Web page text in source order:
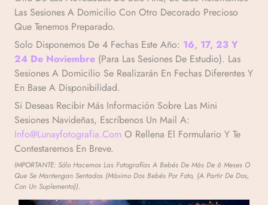
Las Sesiones A Domicilio Con Otro Decorado Precioso
Que Tenemos Preparado.
Solo Disponemos De 4 Fechas Este Año: 16, 17, 23 Y
24 De Noviembre (para Las Sesiones De Estudio). Las
Sesiones A Domicilio Se Realizarán En Fechas Diferentes Y
En Base A Disponibilidad.
Si Deseas Recibir Más Información Sobre Las Mini
Sesiones Navideñas, Escríbenos Un Mail A:
Info@lunayfotografia.com O Rellena El Formulario Y Te
Contestaremos En Breve.
IMPORTANTE: Sólo Hacemos Las Fotografías A Bebés De Más De 6 Meses O
Que Se Mantengan Sentados (máximo Dos Bebés Por Foto, (a Partir De Dos,
Con Un Suplemento)).